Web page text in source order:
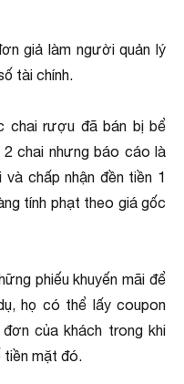
giả làm người quản lý
tài chính.
chai rượu đã bán bị bể
chai nhưng báo cáo là
chấp nhận đền tiền 1
tính phạt theo giá gốc
phiếu khuyến mãi để
họ có thể lấy coupon
của khách trong khi
tiền mặt đó.